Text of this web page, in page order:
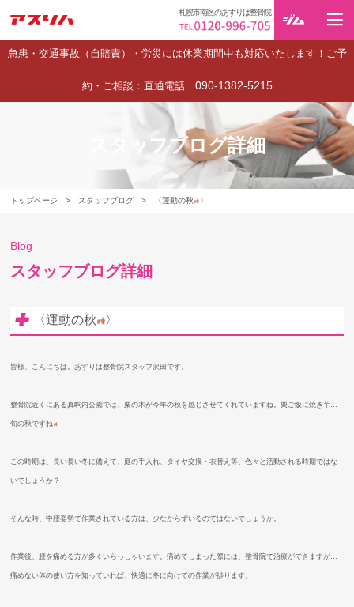
急患・交通事故（自賠責）・労災には休業期間中も対応いたします！ご予
約・ご相談：直通電話 090-1382-5215
札幌市南区のあすりは整骨院
トップページ > スタッフブログ > 〈運動の秋 〉
スタッフブログ詳細
Blog
スタッフブログ詳細
〈運動の秋 〉
皆様、こんにちは。あすりは整骨院スタッフ沢田です。
整骨院近くにある真駒内公園では、栗の木が今年の秋を感じさせてくれていますね。栗ご飯に焼き芋…
旬の秋ですね
この時期は、長い長い冬に備えて、庭の手入れ、タイヤ交換・衣替え等、色々と活動される時期ではな
いでしょうか？
そんな時、中腰姿勢で作業されている方は、少なからずいるのではないでしょうか。
作業後、腰を痛める方が多くいらっしゃいます。痛めてしまった際には、整骨院で治療ができますが…
痛めない体の使い方を知っていれば、快適に冬に向けての作業が捗ります。